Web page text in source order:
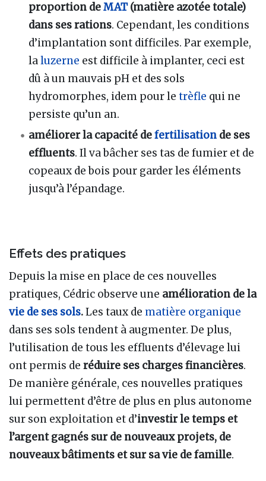
proportion deMAT(matière azotée totale)
dans ses rations. Cependant, les conditions
d’implantation sont difficiles. Par exemple,
laluzerne est difficile à implanter, ceci est
dû à un mauvais pH et des sols
hydromorphes, idem pour letrèfle qui ne
persiste qu’un an.
améliorer la capacité defertilisation de ses
effluents. Il va bâcher ses tas de fumier et de
copeaux de bois pour garder les éléments
jusqu’à l’épandage.
Effets des pratiques
Depuis la mise en place de ces nouvelles
pratiques, Cédric observe une amélioration de la
vie de ses sols.Les taux de matière organique
dans ses sols tendent à augmenter. De plus,
l’utilisation de tous les effluents d’élevage lui
ont permis de réduire ses charges financières.
De manière générale, ces nouvelles pratiques
lui permettent d’être de plus en plus autonome
sur son exploitation et d’investir le temps et
l’argent gagnés sur de nouveaux projets, de
nouveaux bâtiments et sur sa vie de famille.